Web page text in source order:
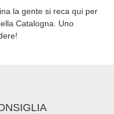
la gente si reca qui per
Catalogna. Uno